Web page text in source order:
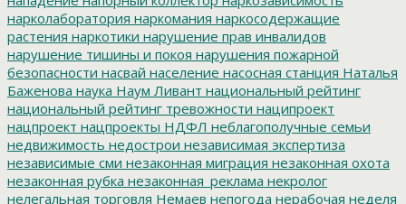
нарколаборатория наркомания наркосодержащие
растения наркотики нарушение прав инвалидов
нарушение тишины и покоя нарушения пожарной
безопасности насвай население насосная станция Наталья
Баженова наука Наум Ливант национальный рейтинг
национальный рейтинг тревожности наципроект
нацпроект нацпроекты НДФЛ неблагополучные семьи
недвижимость недострои независимая экспертиза
независимые сми незаконная миграция незаконная охота
незаконная рубка незаконная_реклама некролог
нелегальная торговля Немаев непогода нерабочая неделя